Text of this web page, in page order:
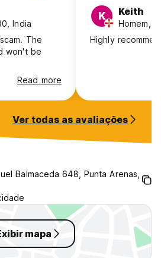
India
The
won't be
Read more
K Keith
Highly
Ver todas as avaliações
Balmaceda 648, Punta Arenas,
mapa